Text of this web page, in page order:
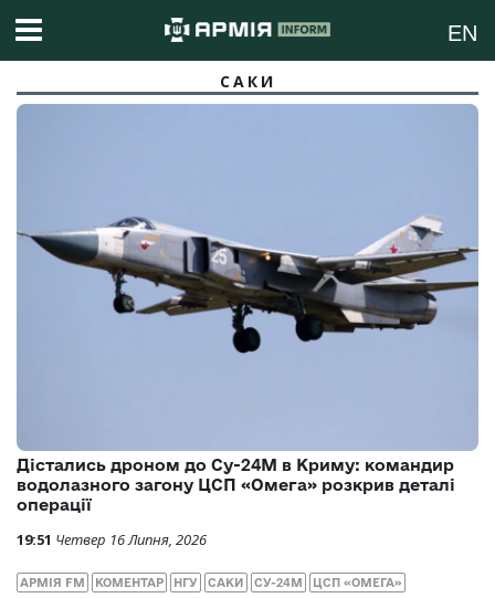
EN
САКИ
Дістались дроном до Су-24М в Криму: командир
водолазного загону ЦСП «Омега» розкрив деталі
операції
19:51 Четвер 16 Липня, 2026
АРМІЯ FM КОМЕНТАР НГУ САКИ СУ-24М ЦСП «ОМЕГА»